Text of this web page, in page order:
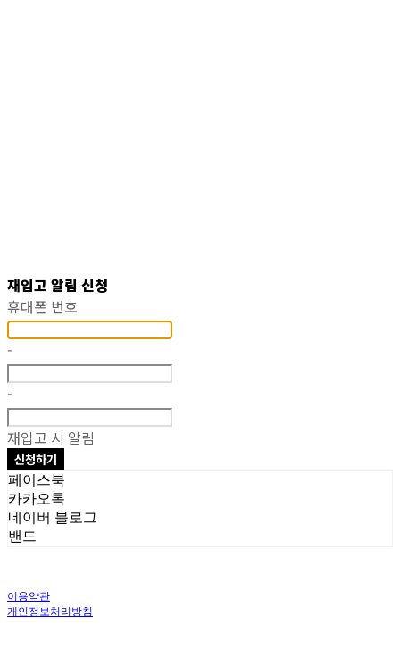
재입고 알림 신청
휴대폰 번호
-
-
재입고 시 알림
신청하기
페이스북
카카오톡
네이버 블로그
밴드
이용약관
개인정보처리방침